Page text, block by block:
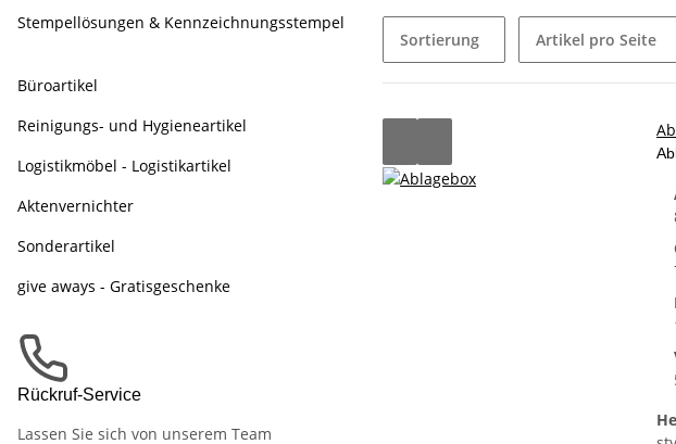
Sortierung Artikel pro Seite
Stempellösungen & Kennzeichnungsstempel
Büroartikel
Reinigungs- und Hygieneartikel
Logistikmöbel - Logistikartikel
Aktenvernichter
Sonderartikel
give aways - Gratisgeschenke
Rückruf-Service
Lassen Sie sich von unserem Team